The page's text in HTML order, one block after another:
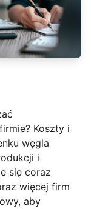
Koszty i
węgla
i
się coraz
więcej firm
aby